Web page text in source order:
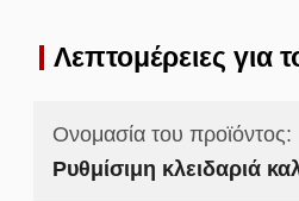
Λεπτομέρειες για
Ονομασία του προϊόντος:
Ρυθμίσιμη κλειδαριά